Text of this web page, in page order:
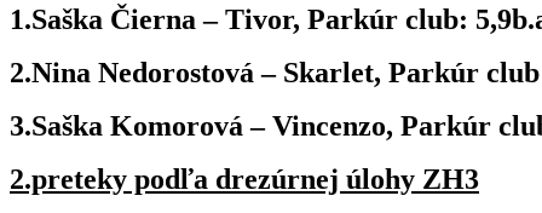
1.Saška Čierna – Tivor, Parkúr club:
2.Nina Nedorostová – Skarlet, Parkúr
3.Saška Komorová – Vincenzo, Parkúr
2.preteky podľa drezúrnej úlohy ZH3